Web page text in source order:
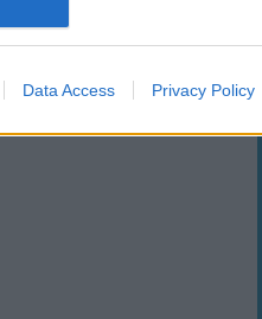
Data Access Privacy Policy